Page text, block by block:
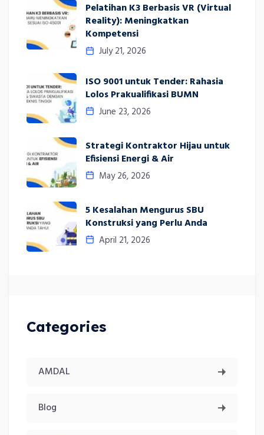
Pelatihan K3 Berbasis VR (Virtual
Reality): Meningkatkan
Kompetensi
July 21, 2026
ISO 9001 untuk Tender: Rahasia
Lolos Prakualifikasi BUMN
June 23, 2026
Strategi Kontraktor Hijau untuk
Efisiensi Energi & Air
May 26, 2026
5 Kesalahan Mengurus SBU
Konstruksi yang Perlu Anda
April 21, 2026
Categories
AMDAL
Blog